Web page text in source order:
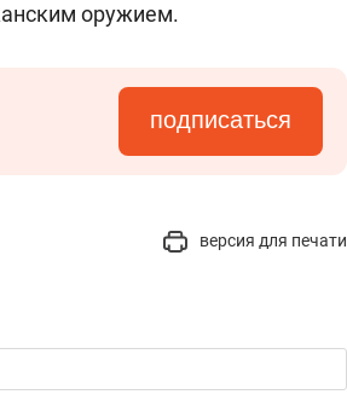
оружием.
подписаться
версия для печати